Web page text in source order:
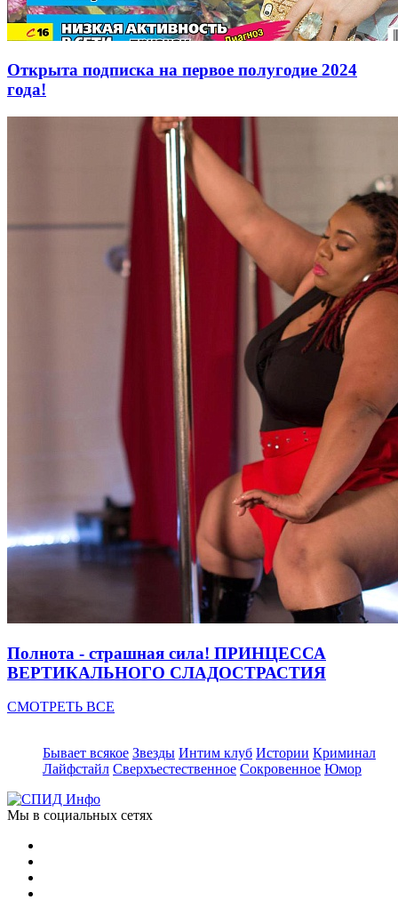
Открыта подписка на первое полугодие 2024
года!
Полнота - страшная сила! ПРИНЦЕССА
ВЕРТИКАЛЬНОГО СЛАДОСТРАСТИЯ
СМОТРЕТЬ ВСЕ
Бывает всякое Звезды Интим клуб Истории Криминал
Лайфстайл Сверхъестественное Сокровенное Юмор
Мы в социальных сетях